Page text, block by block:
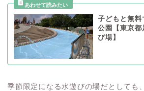
子どもと無料
公園【東京都
び場】
季節限定になる水遊びの場だとしても